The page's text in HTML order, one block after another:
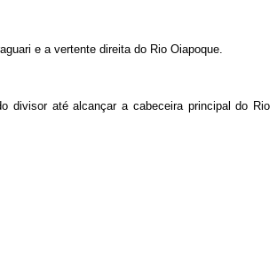
e a vertente direita do Rio Oiapoque.
divisor até alcançar a cabeceira principal do Rio